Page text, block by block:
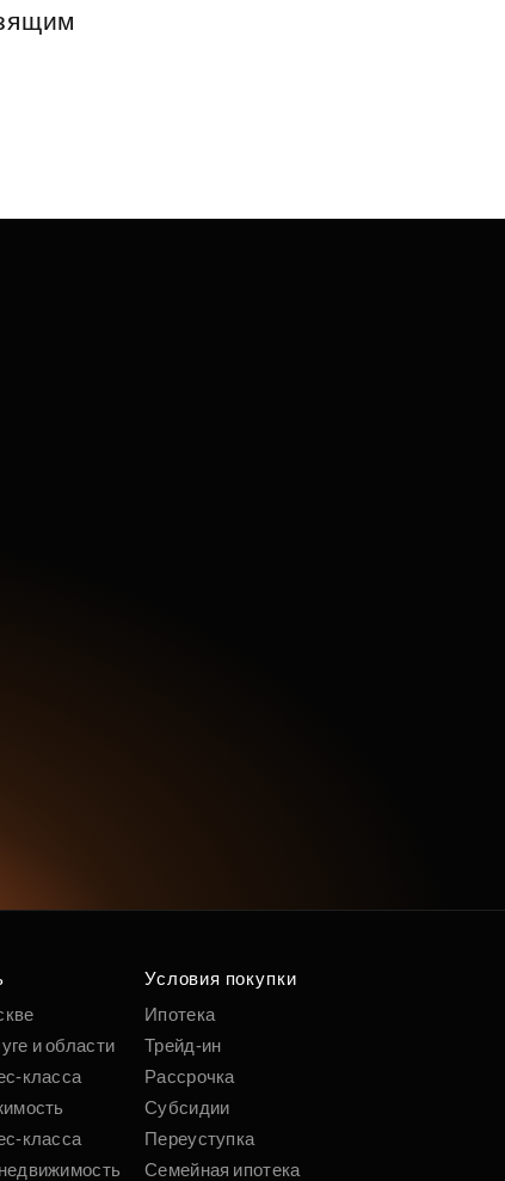
и области
класса
класса
Условия покупки
Ипотека
Трейд-ин
Рассрочка
Субсидии
Переуступка
Семейная ипотека